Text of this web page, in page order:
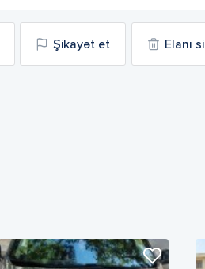
Şikayət et Elanı sil